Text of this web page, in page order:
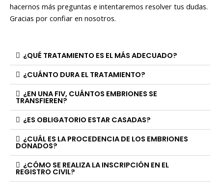
hacernos más preguntas e intentaremos resolver tus dudas.
Gracias por confiar en nosotros.
¿QUÉ TRATAMIENTO ES EL MÁS ADECUADO?
¿CUÁNTO DURA EL TRATAMIENTO?
¿EN UNA FIV, CUÁNTOS EMBRIONES SE
TRANSFIEREN?
¿ES OBLIGATORIO ESTAR CASADAS?
¿CUÁL ES LA PROCEDENCIA DE LOS EMBRIONES
DONADOS?
¿CÓMO SE REALIZA LA INSCRIPCIÓN EN EL
REGISTRO CIVIL?